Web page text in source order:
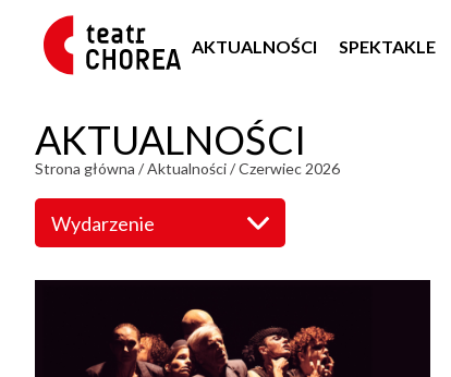
AKTUALNOŚCI SPEKTAKLE
AKTUALNOŚCI
Strona główna /Aktualności/Czerwiec 2026
Wydarzenie